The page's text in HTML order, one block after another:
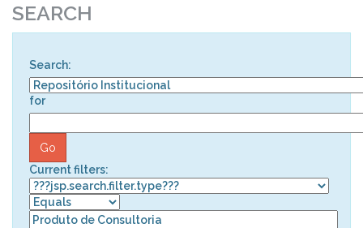
SEARCH
Search:
for
Current filters: